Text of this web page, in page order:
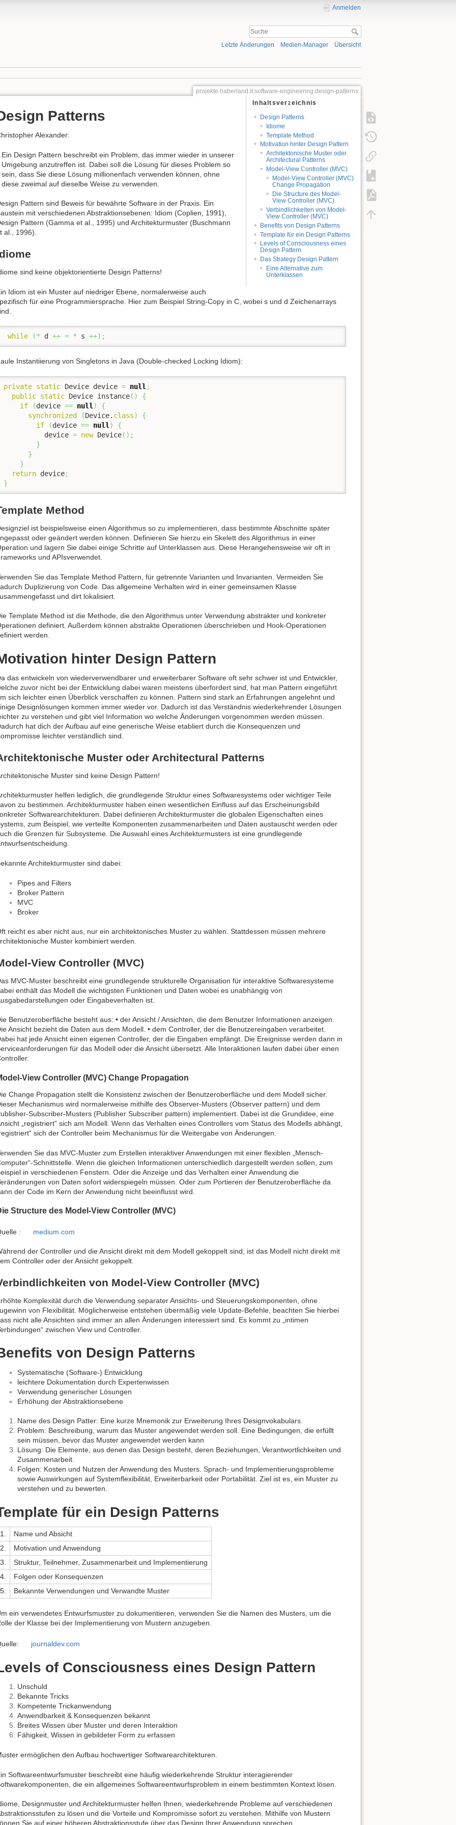
Anmelden
Letzte Änderungen Medien-Manager Übersicht
projekte.haberland.it:software-engineering:design-patterns
Inhaltsverzeichnis
Design Patterns
Idiome
Template Method
Motivation hinter Design Pattern
Architektonische Muster oder
Architectural Patterns
Model-View Controller (MVC)
Model-View Controller (MVC)
Change Propagation
Die Structure des Model-
View Controller (MVC)
Verbindlichkeiten von Model-
View Controller (MVC)
Benefits von Design Patterns
Template für ein Design Patterns
Levels of Consciousness eines
Design Pattern
Das Strategy Design Pattern
Eine Alternative zum
Unterklassen
Patterns
Alexander:
Ein Design Pattern beschreibt ein Problem, das immer wieder in unserer
Umgebung anzutreffen ist. Dabei soll die Lösung für dieses Problem so
sein, dass Sie diese Lösung millionenfach verwenden können, ohne
diese zweimal auf dieselbe Weise zu verwenden.
Pattern sind Beweis für bewährte Software in der Praxis. Ein
mit verschiedenen Abstraktionsebenen: Idiom (Coplien, 1991),
Pattern (Gamma et al., 1995) und Architekturmuster (Buschmann
al., 1996).
sind keine objektorientierte Design Patterns!
Idiom ist ein Muster auf niedriger Ebene, normalerweise auch
für eine Programmiersprache. Hier zum Beispiel String-Copy in C, wobei s und d Zeichenarrays
while (* d ++ = * s ++) ;
Instantiierung von Singletons in Java (Double-checked Locking Idiom):
private static Device device = null ;
public static Device instance( )
{
if
(device == null )
{
synchronized
(Device. class)
{
if
(device == null )
{
          device
= new Device( ) ;
}
}
}
return device;
}
Method
ist beispielsweise einen Algorithmus so zu implementieren, dass bestimmte Abschnitte später
oder geändert werden können. Definieren Sie hierzu ein Skelett des Algorithmus in einer
und lagern Sie dabei einige Schritte auf Unterklassen aus. Diese Herangehensweise wir oft in
und APIsverwendet.
Sie das Template Method Pattern, für getrennte Varianten und Invarianten. Vermeiden Sie
Duplizierung von Code. Das allgemeine Verhalten wird in einer gemeinsamen Klasse
und dirt lokalisiert.
Template Method ist die Methode, die den Algorithmus unter Verwendung abstrakter und konkreter
definiert. Außerdem können abstrakte Operationen überschrieben und Hook-Operationen
werden.
hinter Design Pattern
das entwickeln von wiederverwendbarer und erweiterbarer Software oft sehr schwer ist und Entwickler,
zuvor nicht bei der Entwicklung dabei waren meistens überfordert sind, hat man Pattern eingeführt
sich leichter einen Überblick verschaffen zu können. Pattern sind stark an Erfahrungen angelehnt und
Designlösungen kommen immer wieder vor. Dadurch ist das Verständnis wiederkehrender Lösungen
zu verstehen und gibt viel Information wo welche Änderungen vorgenommen werden müssen.
hat dich der Aufbau auf eine generische Weise etabliert durch die Konsequenzen und
leichter verständlich sind.
Muster oder Architectural Patterns
Muster sind keine Design Pattern!
helfen lediglich, die grundlegende Struktur eines Softwaresystems oder wichtiger Teile
zu bestimmen. Architekturmuster haben einen wesentlichen Einfluss auf das Erscheinungsbild
Softwarearchitekturen. Dabei definieren Architekturmuster die globalen Eigenschaften eines
zum Beispiel, wie verteilte Komponenten zusammenarbeiten und Daten austauscht werden oder
die Grenzen für Subsysteme. Die Auswahl eines Architekturmusters ist eine grundlegende
Architekturmuster sind dabei:
Pipes and Filters
Broker Pattern
MVC
Broker
reicht es aber nicht aus, nur ein architektonisches Muster zu wählen. Stattdessen müssen mehrere
Muster kombiniert werden.
View Controller (MVC)
MVC-Muster beschreibt eine grundlegende strukturelle Organisation für interaktive Softwaresysteme
enthält das Modell die wichtigsten Funktionen und Daten wobei es unabhängig von
oder Eingabeverhalten ist.
Benutzeroberfläche besteht aus: • der Ansicht / Ansichten, die dem Benutzer Informationen anzeigen.
Ansicht bezieht die Daten aus dem Modell. • dem Controller, der die Benutzereingaben verarbeitet.
hat jede Ansicht einen eigenen Controller, der die Eingaben empfängt. Die Ereignisse werden dann in
für das Modell oder die Ansicht übersetzt. Alle Interaktionen laufen dabei über einen
View Controller (MVC) Change Propagation
Change Propagation stellt die Konsistenz zwischen der Benutzeroberfläche und dem Modell sicher.
Mechanismus wird normalerweise mithilfe des Observer-Musters (Observer pattern) und dem
Subscriber-Musters (Publisher Subscriber pattern) implementiert. Dabei ist die Grundidee, eine
„registriert“ sich am Modell. Wenn das Verhalten eines Controllers vom Status des Modells abhängt,
sich der Controller beim Mechanismus für die Weitergabe von Änderungen.
Sie das MVC-Muster zum Erstellen interaktiver Anwendungen mit einer flexiblen „Mensch-
Schnittstelle. Wenn die gleichen Informationen unterschiedlich dargestellt werden sollen, zum
in verschiedenen Fenstern. Oder die Anzeige und das Verhalten einer Anwendung die
von Daten sofort widerspiegeln müssen. Oder zum Portieren der Benutzeroberfläche da
der Code im Kern der Anwendung nicht beeinflusst wird.
Structure des Model-View Controller (MVC)
: medium.com
der Controller und die Ansicht direkt mit dem Modell gekoppelt sind, ist das Modell nicht direkt mit
Controller oder der Ansicht gekoppelt.
von Model-View Controller (MVC)
Komplexität durch die Verwendung separater Ansichts- und Steuerungskomponenten, ohne
von Flexibilität. Möglicherweise entstehen übermäßig viele Update-Befehle, beachten Sie hierbei
nicht alle Ansichten sind immer an allen Änderungen interessiert sind. Es kommt zu „intimen
zwischen View und Controller.
von Design Patterns
Systematische (Software-) Entwicklung
leichtere Dokumentation durch Expertenwissen
Verwendung generischer Lösungen
Erhöhung der Abstraktionsebene
Name des Design Patter: Eine kurze Mnemonik zur Erweiterung Ihres Designvokabulars.
Problem: Beschreibung, warum das Muster angewendet werden soll. Eine Bedingungen, die erfüllt
sein müssen, bevor das Muster angewendet werden kann
Lösung: Die Elemente, aus denen das Design besteht, deren Beziehungen, Verantwortlichkeiten und
Zusammenarbeit.
Folgen: Kosten und Nutzen der Anwendung des Musters. Sprach- und Implementierungsprobleme
sowie Auswirkungen auf Systemflexibilität, Erweiterbarkeit oder Portabilität. Ziel ist es, ein Muster zu
verstehen und zu bewerten.
für ein Design Patterns
1.
Name und Absicht
2.
Motivation und Anwendung
3.
Struktur, Teilnehmer, Zusammenarbeit und Implementierung
4.
Folgen oder Konsequenzen
5.
Bekannte Verwendungen und Verwandte Muster
ein verwendetes Entwurfsmuster zu dokumentieren, verwenden Sie die Namen des Musters, um die
der Klasse bei der Implementierung von Mustern anzugeben.
journaldev.com
of Consciousness eines Design Pattern
Unschuld
Bekannte Tricks
Kompetente Trickanwendung
Anwendbarkeit & Konsequenzen bekannt
Breites Wissen über Muster und deren Interaktion
Fähigkeit, Wissen in gebildeter Form zu erfassen
ermöglichen den Aufbau hochwertiger Softwarearchitekturen.
Softwareentwurfsmuster beschreibt eine häufig wiederkehrende Struktur interagierender
die ein allgemeines Softwareentwurfsproblem in einem bestimmten Kontext lösen.
Designmuster und Architekturmuster helfen Ihnen, wiederkehrende Probleme auf verschiedenen
zu lösen und die Vorteile und Kompromisse sofort zu verstehen. Mithilfe von Mustern
Sie auf einer höheren Abstraktionsstufe über das Design Ihrer Anwendung sprechen.